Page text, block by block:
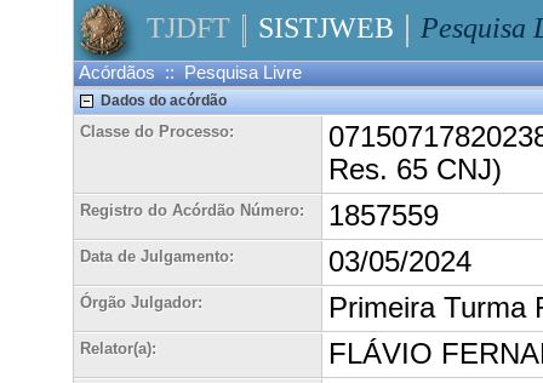
TJDFT SISTJWEB Pesquisa
Acórdãos :: Pesquisa Livre
Dados do acórdão
Classe do Processo:
Res. 65 CNJ)
Registro do Acórdão Número: 1857559
Data de Julgamento: 03/05/2024
Órgão Julgador: Primeira Turma
Relator(a): FLÁVIO